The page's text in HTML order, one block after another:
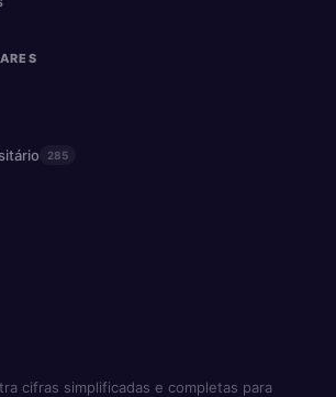
285
cifras simplificadas e completas para